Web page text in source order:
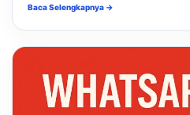
Baca Selengkapnya →